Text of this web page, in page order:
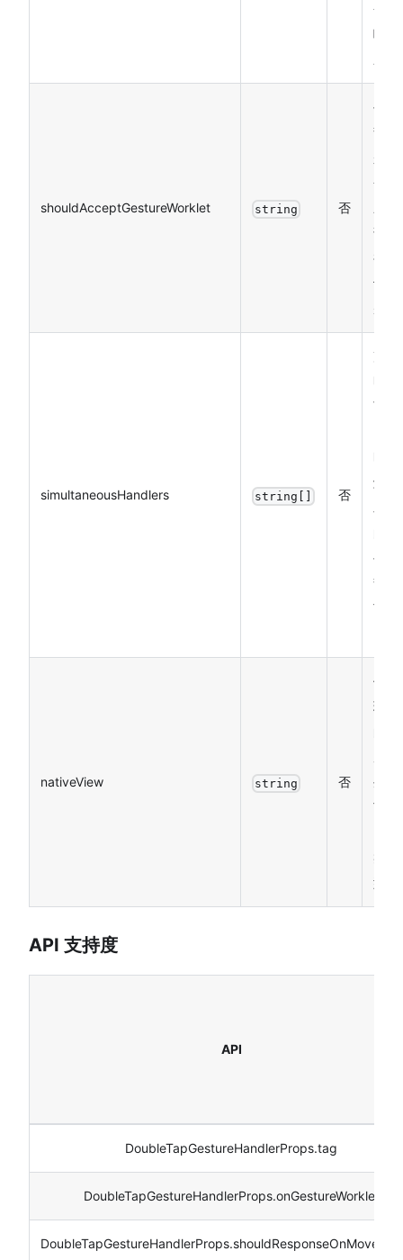
否
响
shouldAcceptGestureWorklet string 否
手
势
是
否
该
被
识
别
simultaneousHandlers string[] 否
声
可
触
手
势
节
nativeView string 否
代
理
生
节
类
型
API 支持度
API
DoubleTapGestureHandlerProps.tag
DoubleTapGestureHandlerProps.onGestureWorklet